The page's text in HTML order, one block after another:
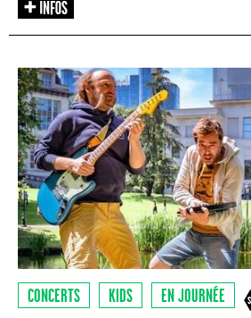
CONCERTS KIDS EN JOURNÉE